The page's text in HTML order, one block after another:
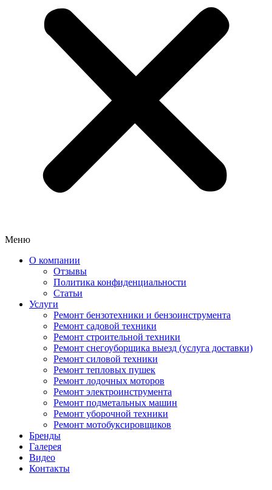
Меню
О компании
Отзывы
Политика конфиденциальности
Статьи
Услуги
Ремонт бензотехники и бензоинструмента
Ремонт садовой техники
Ремонт строительной техники
Ремонт снегоуборщика выезд (услуга доставки)
Ремонт силовой техники
Ремонт тепловых пушек
Ремонт лодочных моторов
Ремонт электроинструмента
Ремонт подметальных машин
Ремонт уборочной техники
Ремонт мотобуксировщиков
Бренды
Галерея
Видео
Контакты